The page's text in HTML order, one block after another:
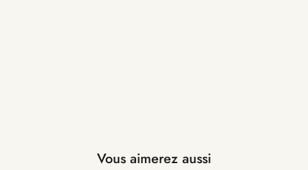
Vous aimerez aussi